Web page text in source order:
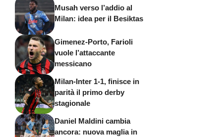
Musah verso l’addio al
Milan: idea per il Besiktas
Gimenez-Porto, Farioli
vuole l’attaccante
messicano
Milan-Inter 1-1, finisce in
parità il primo derby
stagionale
Daniel Maldini cambia
ancora: nuova maglia in